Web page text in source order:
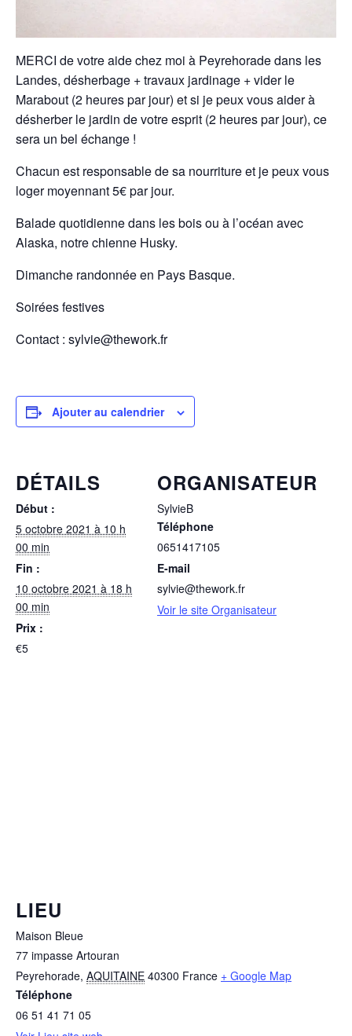
MERCI de votre aide chez moi à Peyrehorade dans les
Landes, désherbage + travaux jardinage + vider le
Marabout (2 heures par jour) et si je peux vous aider à
désherber le jardin de votre esprit (2 heures par jour), ce
sera un bel échange !
Chacun est responsable de sa nourriture et je peux vous
loger moyennant 5€ par jour.
Balade quotidienne dans les bois ou à l’océan avec
Alaska, notre chienne Husky.
Dimanche randonnée en Pays Basque.
Soirées festives
Contact : sylvie@thework.fr
Ajouter au calendrier
DÉTAILS
Début :
5 octobre 2021 à 10 h
00 min
Fin :
10 octobre 2021 à 18 h
00 min
Prix :
€5
ORGANISATEUR
SylvieB
Téléphone
0651417105
E-mail
sylvie@thework.fr
Voir le site Organisateur
LIEU
Maison Bleue
77 impasse Artouran
Peyrehorade, AQUITAINE 40300 France + Google Map
Téléphone
06 51 41 71 05